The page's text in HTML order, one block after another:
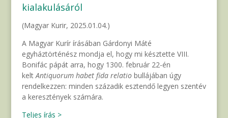
kialakulásáról
(Magyar Kurir, 2025.01.04.)
A Magyar Kurír írásában Gárdonyi Máté
egyháztörténész mondja el, hogy mi késztette VIII.
Bonifác pápát arra, hogy 1300. február 22-én
keltAntiquorum habet fida relatiobullájában úgy
rendelkezzen: minden századik esztendő legyen szentév
a keresztények számára.
Teljes írás >